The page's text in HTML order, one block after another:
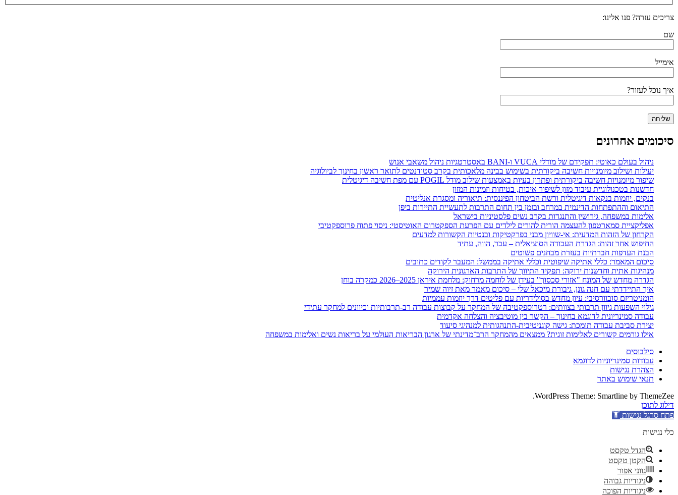
צריכים עזרה? פנו אלינו:
שם
אימייל
איך נוכל לעזור?
סיכומים אחרונים
ניהול בעולם כאוטי: תפקידם של מודלי VUCA ו-BANI באסטרטגיות ניהול משאבי אנוש
יעילות ושילוב מיומנויות חשיבה ביקורתית בשימוש בבינה מלאכותית בקרב סטודנטים לתואר ראשון בחינוך לביולוגיה
שיפור מיומנויות חשיבה ביקורתית ופתרון בעיות באמצעות שילוב מודל POGIL עם מפת חשיבה דיגיטלית
חדשנות בטכנולוגיית עיבוד מזון לשיפור איכות, בטיחות וזמינות המזון
בנקים, יוזמות בנקאות דיגיטלית ורשת הביטחון הפיננסית: תיאוריה ומסגרת אנליטית
התיאום וההתפתחות הדינמית במרחב ובזמן בין תחום התרבות לתעשיית התיירות ביפן
אלימות במשפחה, גירושין והתנגדות בקרב נשים פלסטיניות בישראל
אפליקציית סמארטפון להעצמה הורית להורים לילדים עם הפרעת הספקטרום האוטיסטי: ניסוי פתוח פרוספקטיבי
הקרחון של הזהות המדעית: אי-שוויון מבני בפרקטיקות ובנטיות הקשורות למדעים
החיפוש אחר זהות: הגדרת העבודה הסוציאלית – עבר, הווה, עתיד
הבנת העדפות חברתיות בעזרת מבחנים פשוטים
סיכום המאמר: כללי אתיקה שיפוטית וכללי אתיקה בממשל: המעבר לקודים כתובים
מנהיגות אתית וחדשנות ירוקה: תפקיד התיווך של התרבות הארגונית הירוקה
הגדרה מחדש של המונח "אזורי סכסוך" בעידן של לוחמה מרחוק: מלחמת איראן 2025–2026 כמקרה בוחן
איך התיידדתי עם חנה גונן, גיבורת מיכאל שלי – סיכום מאמר מאת זיוה שמיר
הומניטריזם סובוורסיבי: עיון מחדש בסולידריות עם פליטים דרך יוזמות עממיות
גילוי השפעות גיוון תרבותי בצוותים: רטרוספקטיבה של המחקר על קבוצות עבודה רב-תרבותיות וכיוונים למחקר עתידי
עבודה סמינריונית לדוגמא בחינוך – הקשר בין מוטיבציה והצלחה אקדמית
יצירת סביבת עבודה תומכת: גישה קוגניטיבית-התנהגותית למנהיגי סיעוד
אילו גורמים קשורים לאלימות זוגית? ממצאים מהמחקר הרב־מדינתי של ארגון הבריאות העולמי על בריאות נשים ואלימות במשפחה
סילבוסים
עבודות סמינריוניות לדוגמא
הצהרת נגישות
תנאי שימוש באתר
WordPress Theme: Smartline by ThemeZee.
דילוג לתוכן
פתח סרגל נגישות
כלי נגישות
הגדל טקסט
הקטן טקסט
גווני אפור
ניגודיות גבוהה
ניגודיות הפוכה